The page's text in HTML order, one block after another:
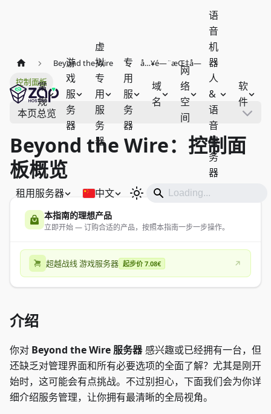
常
规
游
戏
服
务
器
虚
拟
专
用
服
务
器
专
用
服
务
器
域
名
网
络
空
间
语
音
机
器
人
&
语
音
服
务
器
软
件
租用服务器 中文
Beyond the Wire
å…¥é—¨æŒ‡å—
控制面板
本页总览
Beyond the Wire：控制面
板概览
本指南的理想产品
立即开始 — 订购合适的产品，按照本指南一步一步操作。
超越战线 游戏服务器 起步价 7.08€
介绍
你对 Beyond the Wire 服务器感兴趣或已经拥有一台，但
还缺乏对管理界面和所有必要选项的全面了解？尤其是刚开
始时，这可能会有点挑战。不过别担心，下面我们会为你详
细介绍服务管理，让你拥有最清晰的全局视角。